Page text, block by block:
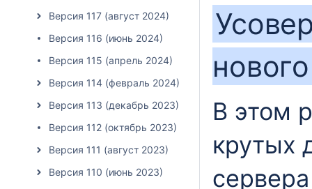
Версия 117 (август 2024)
Версия 116 (июнь 2024)
Версия 115 (апрель 2024)
Версия 114 (февраль 2024)
Версия 113 (декабрь 2023)
Версия 112 (октябрь 2023)
Версия 111 (август 2023)
Версия 110 (июнь 2023)
В этом
крутых